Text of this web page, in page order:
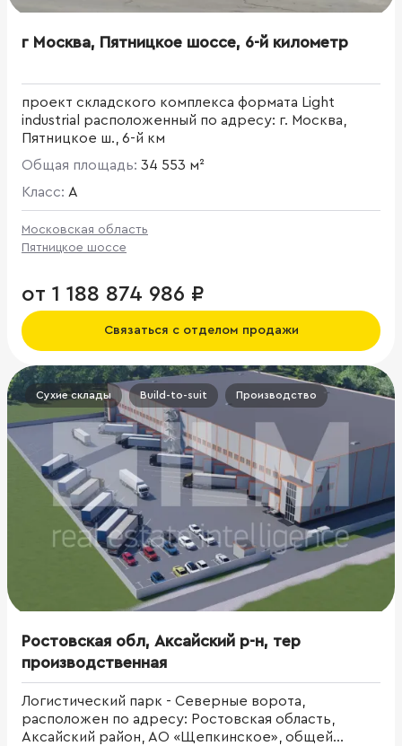
г Москва, Пятницкое шоссе, 6-й километр
проект складского комплекса формата Light
industrial расположенный по адресу: г. Москва,
Пятницкое ш., 6-й км
Общая площадь: 34 553 м²
Класс: A
Московская область
Пятницкое шоссе
от 1 188 874 986 ₽
Связаться с отделом продажи
Сухие склады Build-to-suit Производство
Ростовская обл, Аксайский р-н, тер
производственная
Логистический парк - Северные ворота,
расположен по адресу: Ростовская область,
Аксайский район, АО «Щепкинское», общей